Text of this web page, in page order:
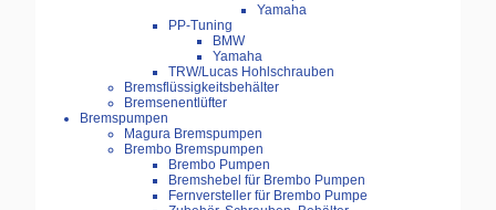
Yamaha
PP-Tuning
BMW
Yamaha
TRW/Lucas Hohlschrauben
Bremsflüssigkeitsbehälter
Bremsenentlüfter
Bremspumpen
Magura Bremspumpen
Brembo Bremspumpen
Brembo Pumpen
Bremshebel für Brembo Pumpen
Fernversteller für Brembo Pumpe